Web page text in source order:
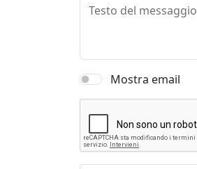
Testo del messaggio
Mostra email